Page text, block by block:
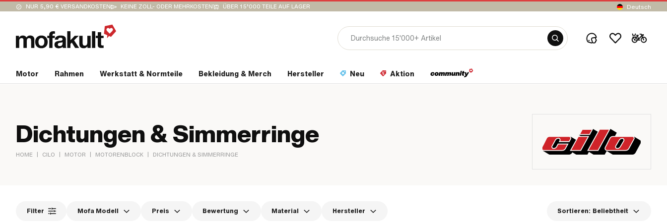
NUR 5,90 € VERSANDKOSTEN KEINE ZOLL- ODER MEHRKOSTEN ÜBER 15’000 TEILE AUF LAGER Deutsch
Motor Rahmen Werkstatt & Normteile Bekleidung & Merch Hersteller Neu Aktion
Dichtungen & Simmerringe
HOME | CILO | MOTOR | MOTORENBLOCK | DICHTUNGEN & SIMMERRINGE
Filter Mofa Modell Preis Bewertung Material Hersteller Sortieren: Beliebtheit